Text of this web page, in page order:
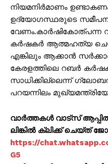
നിയമനിർമാണം
ഉദ്യോഗസ്ഥരുടെ
വേണം.കാർഷികോത്പന്ന
കർഷകർ ആത്മഹത്യ
എങ്കിലും ആക്കാൻ
കേരളത്തിലെ റബർ
സാധിക്കില്ലെന്ന്
പറയന്നിലം
വാർത്തകൾ വാട്സ്
ലിങ്കിൽ ക്ലിക്ക് ചെയ്ത്
https://
G5